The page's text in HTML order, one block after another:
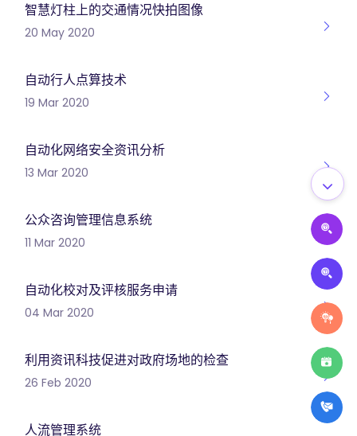
智慧灯柱上的交通情况快拍图像
20 May 2020
自动行人点算技术
19 Mar 2020
自动化网络安全资讯分析
13 Mar 2020
公众咨询管理信息系统
11 Mar 2020
自动化校对及评核服务申请
04 Mar 2020
利用资讯科技促进对政府场地的检查
26 Feb 2020
人流管理系统